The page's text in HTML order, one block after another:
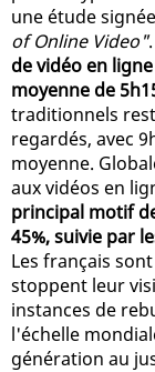
une étude
of Online Video"
de vidéo en
moyenne de
traditionnels
regardés, avec
moyenne.
aux vidéos en
principal motif
45%, suivie par
Les français
stoppent leur
instances de
l'échelle
génération au